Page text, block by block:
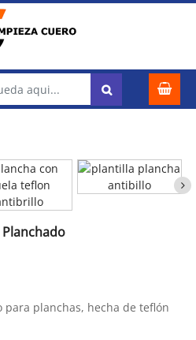
planchas, hecha de teflón